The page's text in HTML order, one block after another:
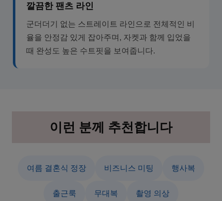
깔끔한 팬츠 라인
군더더기 없는 스트레이트 라인으로 전체적인 비
율을 안정감 있게 잡아주며, 자켓과 함께 입었을
때 완성도 높은 수트핏을 보여줍니다.
이런 분께 추천합니다
여름 결혼식 정장 비즈니스 미팅 행사복
출근룩 무대복 촬영 의상